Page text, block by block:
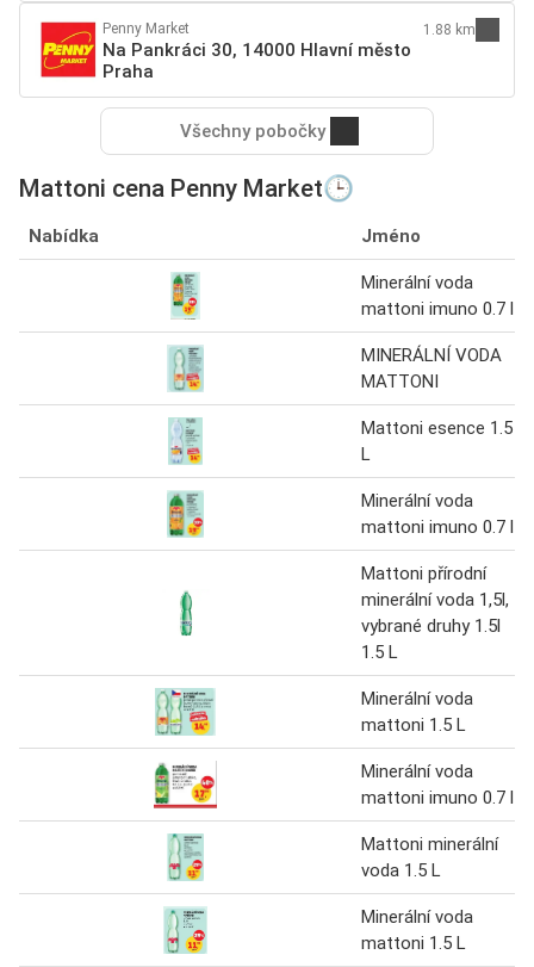
Penny Market
Na Pankráci 30, 14000 Hlavní město
Praha
1.88 km
Všechny pobočky
Mattoni cena Penny Market🕒
Nabídka Jméno
Minerální voda
mattoni imuno 0.7 l
MINERÁLNÍ VODA
MATTONI
Mattoni esence 1.5
L
Minerální voda
mattoni imuno 0.7 l
Mattoni přírodní
minerální voda 1,5l,
vybrané druhy 1.5l
1.5 L
Minerální voda
mattoni 1.5 L
Minerální voda
mattoni imuno 0.7 l
Mattoni minerální
voda 1.5 L
Minerální voda
mattoni 1.5 L